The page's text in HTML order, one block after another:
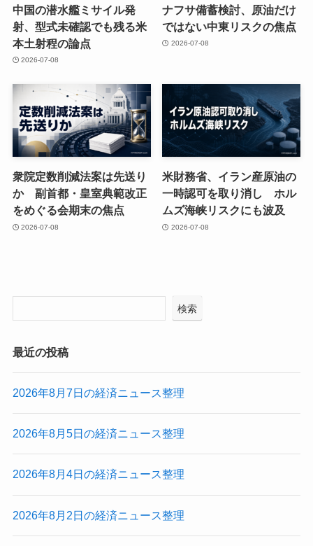
中国の潜水艦ミサイル発
射、型式未確認でも残る米
本土射程の論点
2026-07-08
ナフサ備蓄検討、原油だけ
ではない中東リスクの焦点
2026-07-08
衆院定数削減法案は先送り
か 副首都・皇室典範改正
をめぐる会期末の焦点
2026-07-08
米財務省、イラン産原油の
一時認可を取り消し ホル
ムズ海峡リスクにも波及
2026-07-08
検索
最近の投稿
2026年8月7日の経済ニュース整理
2026年8月5日の経済ニュース整理
2026年8月4日の経済ニュース整理
2026年8月2日の経済ニュース整理